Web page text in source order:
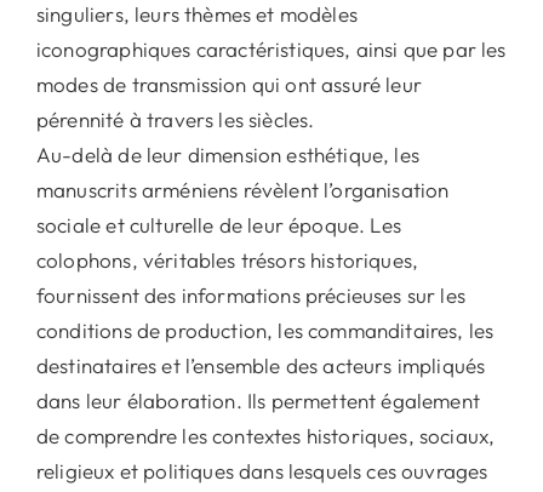
mémoires
singuliers, leurs thèmes et modèles
iconographiques caractéristiques, ainsi que par les
modes de transmission qui ont assuré leur
pérennité à travers les siècles.
Au-delà de leur dimension esthétique, les
manuscrits arméniens révèlent l’organisation
sociale et culturelle de leur époque. Les
colophons, véritables trésors historiques,
fournissent des informations précieuses sur les
conditions de production, les commanditaires, les
destinataires et l’ensemble des acteurs impliqués
dans leur élaboration. Ils permettent également
de comprendre les contextes historiques, sociaux,
religieux et politiques dans lesquels ces ouvrages